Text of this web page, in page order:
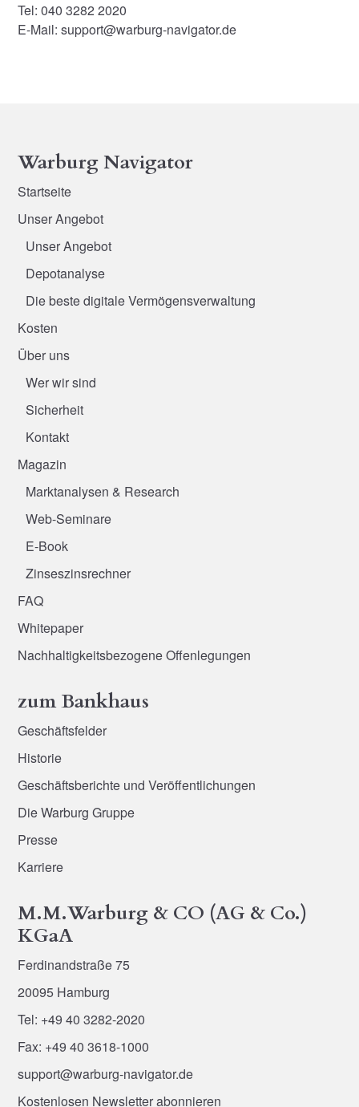
Tel: 040 3282 2020
E-Mail: support@warburg-navigator.de
Warburg Navigator
Startseite
Unser Angebot
Unser Angebot
Depotanalyse
Die beste digitale Vermögensverwaltung
Kosten
Über uns
Wer wir sind
Sicherheit
Kontakt
Magazin
Marktanalysen & Research
Web-Seminare
E-Book
Zinseszinsrechner
FAQ
Whitepaper
Nachhaltigkeitsbezogene Offenlegungen
zum Bankhaus
Geschäftsfelder
Historie
Geschäftsberichte und Veröffentlichungen
Die Warburg Gruppe
Presse
Karriere
M.M.Warburg & CO (AG & Co.)
KGaA
Ferdinandstraße 75
20095 Hamburg
Tel: +49 40 3282-2020
Fax: +49 40 3618-1000
support@warburg-navigator.de
Kostenlosen Newsletter abonnieren